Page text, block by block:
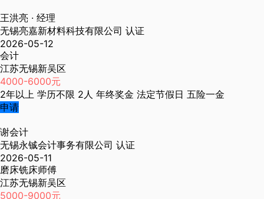
王洪亮 · 经理
无锡亮嘉新材料科技有限公司 认证
2026-05-12
会计
江苏无锡新吴区
4000-6000元
2年以上 学历不限 2人 年终奖金 法定节假日 五险一金
申请
谢会计
无锡永铖会计事务有限公司 认证
2026-05-11
磨床铣床师傅
江苏无锡新吴区
5000-9000元